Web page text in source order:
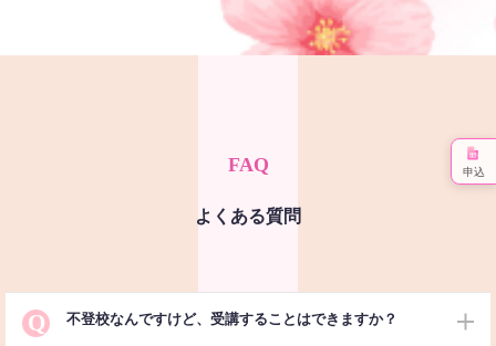
FAQ
よくある質問
Q 不登校なんですけど、受講することはできますか？
申込